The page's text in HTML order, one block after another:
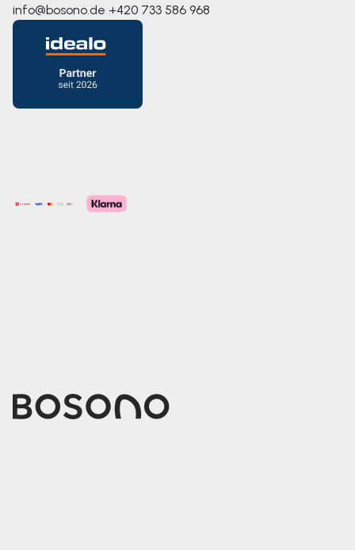
info@bosono.de +420 733 586 968